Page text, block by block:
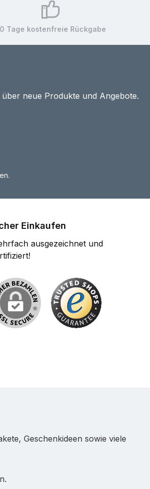
Tage kostenfreie Rückgabe
neue Produkte und Angebote.
Einkaufen
ausgezeichnet und
Geschenkideen sowie viele